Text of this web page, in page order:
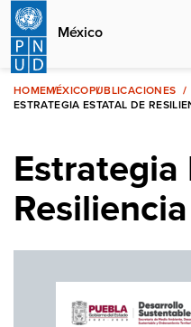
Pasar
contenido
principal
México
HOMEMÉXICOPUBLICACIONES
ESTRATEGIA ESTATAL DE